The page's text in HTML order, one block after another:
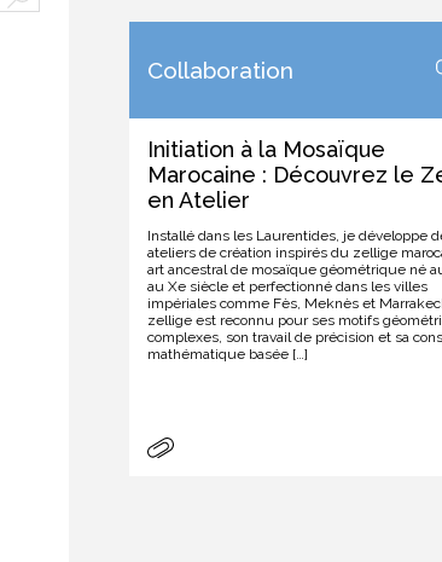
Collaboration
Initiation à la Mosaïque
Marocaine : Découvrez le
en Atelier
Installé dans les Laurentides, je développe
ateliers de création inspirés du zellige
art ancestral de mosaïque géométrique né
au Xe siècle et perfectionné dans les villes
impériales comme Fès, Meknès et
zellige est reconnu pour ses motifs
complexes, son travail de précision et sa
mathématique basée […]